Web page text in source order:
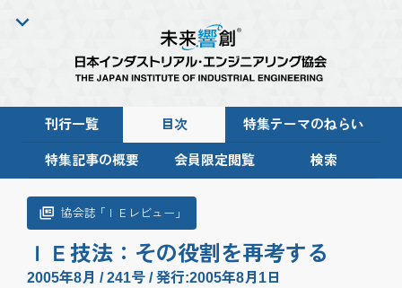
刊行一覧 目次 特集テーマのねらい
特集記事の概要 会員限定閲覧 検索
協会誌「 ＩＥレビュー 」
ＩＥ技法：その役割を再考する
2005年8月 / 241号 / 発行:2005年8月1日